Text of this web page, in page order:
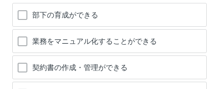
部下の育成ができる
業務をマニュアル化することができる
契約書の作成・管理ができる